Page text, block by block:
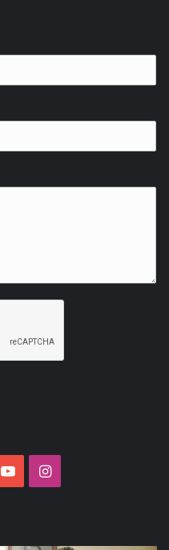
YouTubeInstagram